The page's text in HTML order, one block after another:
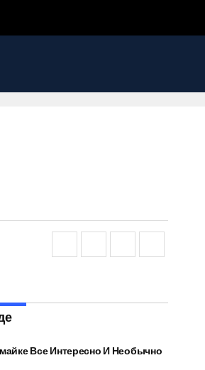
Все Интересно И Необычно